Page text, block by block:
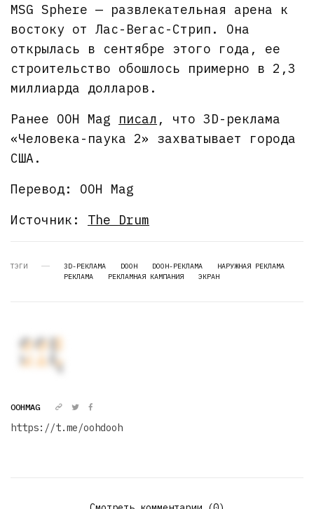
MSG Sphere — развлекательная арена к
востоку от Лас-Вегас-Стрип. Она
открылась в сентябре этого года, ее
строительство обошлось примерно в 2,3
миллиарда долларов.
Ранее OOH Mag писал , что 3D-реклама
«Человека-паука 2» захватывает города
США.
Перевод: OOH Mag
Источник: The Drum
ТЭГИ 3D-РЕКЛАМА DOOH DOOH-РЕКЛАМА
НАРУЖНАЯ РЕКЛАМА
РЕКЛАМА
РЕКЛАМНАЯ КАМПАНИЯ ЭКРАН
OOHMAG
https://t.me/oohdooh